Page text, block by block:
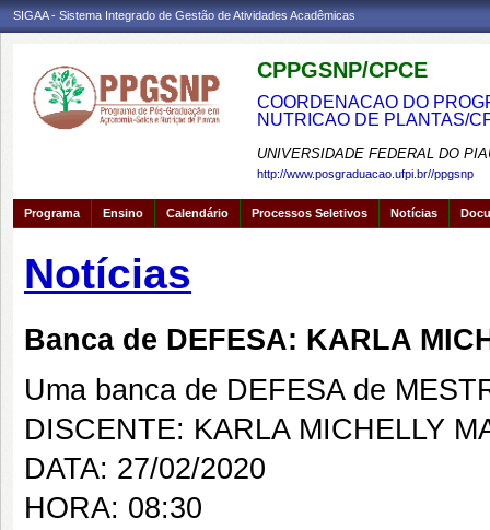
SIGAA - Sistema Integrado de Gestão de Atividades Acadêmicas
CPPGSNP/CPCE
COORDENACAO DO
NUTRICAO DE PLANTAS/
UNIVERSIDADE FEDERAL DO
http://www.posgraduacao.ufpi.br//ppgsnp
Programa Ensino Calendário Processos Seletivos Notícias
Notícias
Banca de DEFESA: KARLA
Uma banca de DEFESA de
DISCENTE: KARLA MICHELLY
DATA: 27/02/2020
HORA: 08:30